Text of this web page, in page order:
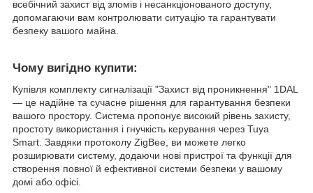
всебічний захист від зломів і несанкціонованого доступу,
допомагаючи вам контролювати ситуацію та гарантувати
безпеку вашого майна.
Чому вигідно купити:
Купівля комплекту сигналізації "Захист від проникнення" 1DAL
— це надійне та сучасне рішення для гарантування безпеки
вашого простору. Система пропонує високий рівень захисту,
простоту використання і гнучкість керування через Tuya
Smart. Завдяки протоколу ZigBee, ви можете легко
розширювати систему, додаючи нові пристрої та функції для
створення повної й ефективної системи безпеки у вашому
домі або офісі.